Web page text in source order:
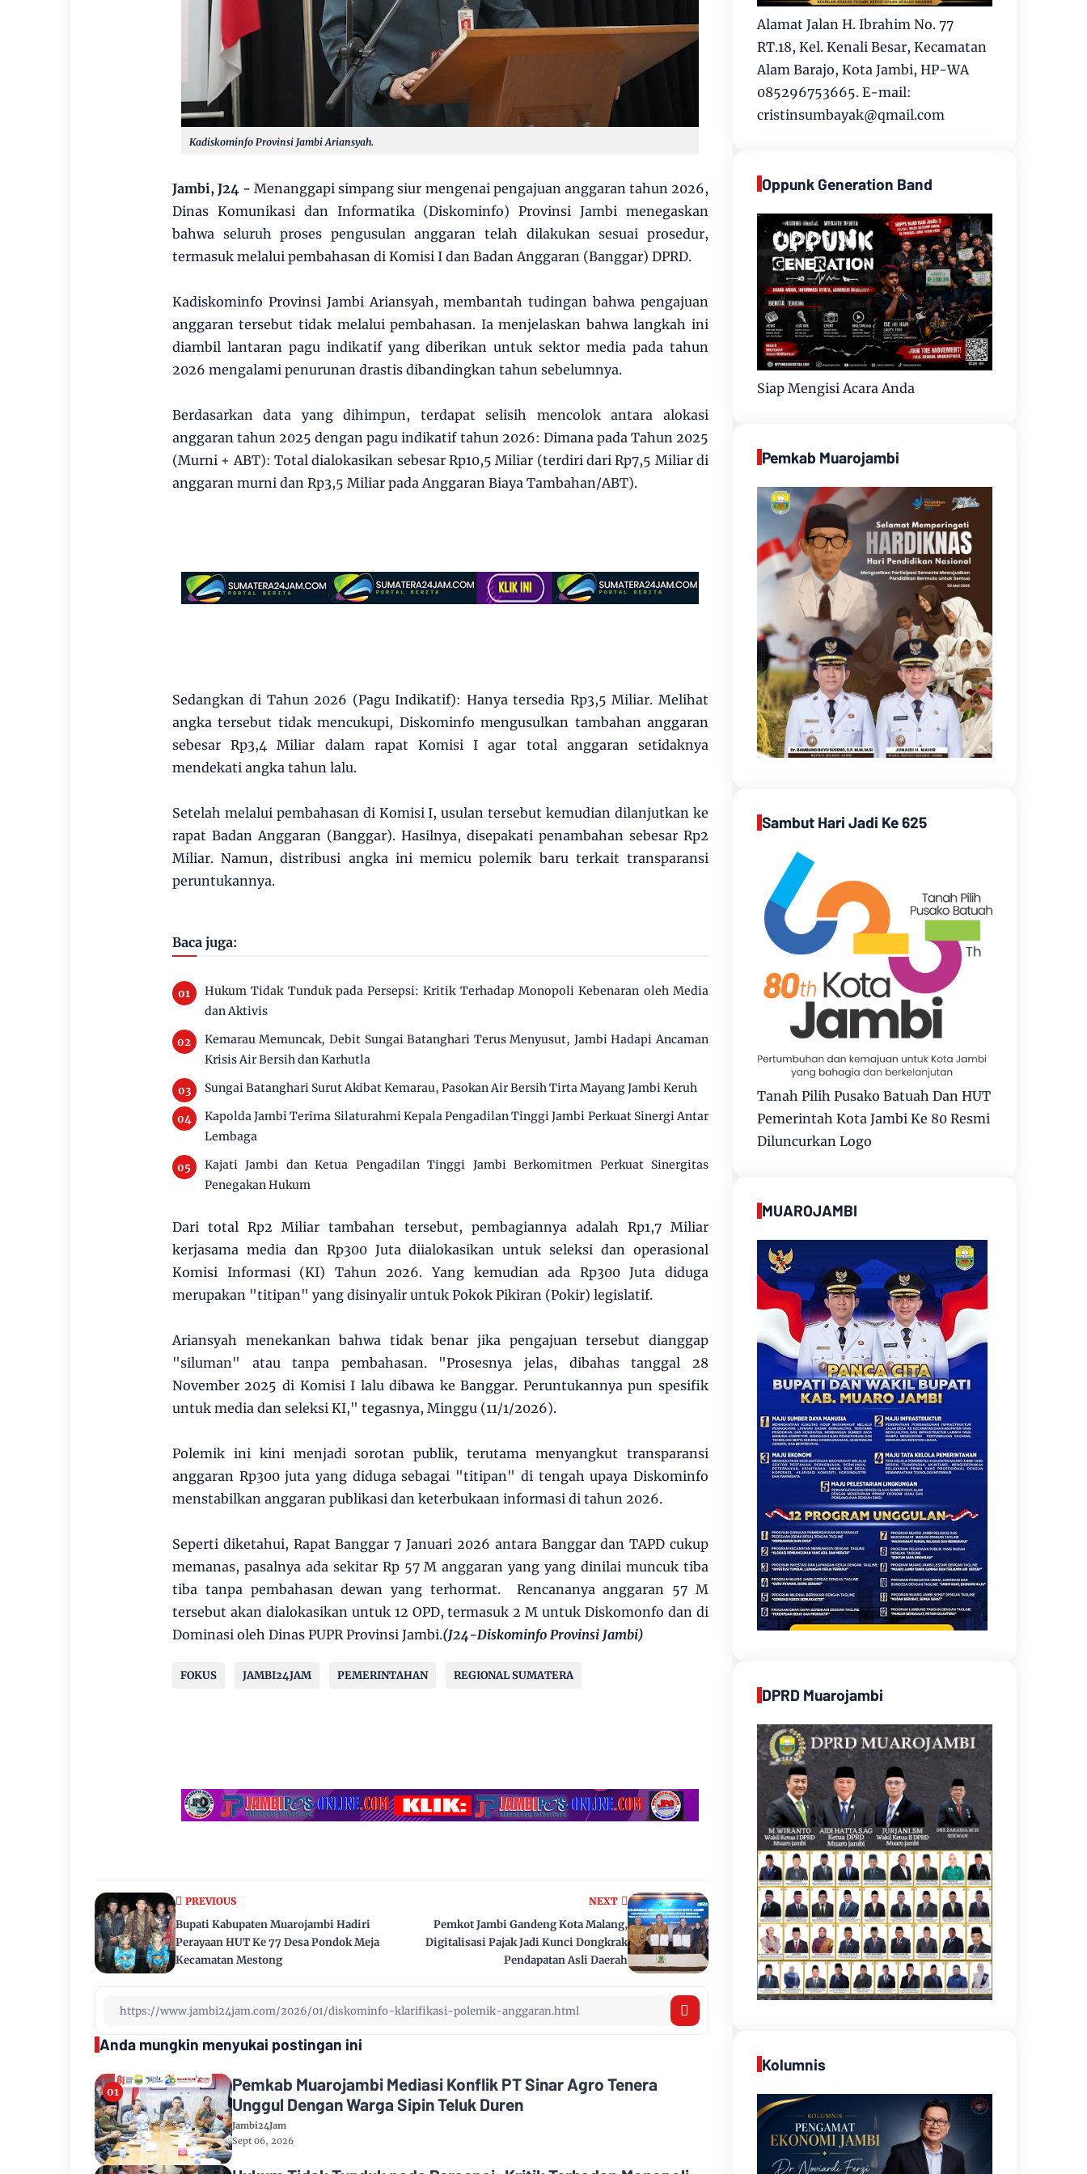
Kadiskominfo Provinsi Jambi Ariansyah.
Jambi, J24 -Menanggapi simpang siur mengenai pengajuan anggaran tahun 2026,
Dinas Komunikasi dan Informatika (Diskominfo) Provinsi Jambi menegaskan
bahwa seluruh proses pengusulan anggaran telah dilakukan sesuai prosedur,
termasuk melalui pembahasan di Komisi I dan Badan Anggaran (Banggar) DPRD.
Kadiskominfo Provinsi Jambi Ariansyah, membantah tudingan bahwa pengajuan
anggaran tersebut tidak melalui pembahasan. Ia menjelaskan bahwa langkah ini
diambil lantaran pagu indikatif yang diberikan untuk sektor media pada tahun
2026 mengalami penurunan drastis dibandingkan tahun sebelumnya.
Berdasarkan data yang dihimpun, terdapat selisih mencolok antara alokasi
anggaran tahun 2025 dengan pagu indikatif tahun 2026: Dimana pada Tahun 2025
(Murni + ABT): Total dialokasikan sebesar Rp10,5 Miliar (terdiri dari Rp7,5 Miliar di
anggaran murni dan Rp3,5 Miliar pada Anggaran Biaya Tambahan/ABT).
Sedangkan di Tahun 2026 (Pagu Indikatif): Hanya tersedia Rp3,5 Miliar. Melihat
angka tersebut tidak mencukupi, Diskominfo mengusulkan tambahan anggaran
sebesar Rp3,4 Miliar dalam rapat Komisi I agar total anggaran setidaknya
mendekati angka tahun lalu.
Setelah melalui pembahasan di Komisi I, usulan tersebut kemudian dilanjutkan ke
rapat Badan Anggaran (Banggar). Hasilnya, disepakati penambahan sebesar Rp2
Miliar. Namun, distribusi angka ini memicu polemik baru terkait transparansi
peruntukannya.
Baca juga:
Hukum Tidak Tunduk pada Persepsi: Kritik Terhadap Monopoli Kebenaran oleh Media
dan Aktivis
Kemarau Memuncak, Debit Sungai Batanghari Terus Menyusut, Jambi Hadapi Ancaman
Krisis Air Bersih dan Karhutla
Sungai Batanghari Surut Akibat Kemarau, Pasokan Air Bersih Tirta Mayang Jambi Keruh
Kapolda Jambi Terima Silaturahmi Kepala Pengadilan Tinggi Jambi Perkuat Sinergi Antar
Lembaga
Kajati Jambi dan Ketua Pengadilan Tinggi Jambi Berkomitmen Perkuat Sinergitas
Penegakan Hukum
Dari total Rp2 Miliar tambahan tersebut, pembagiannya adalah Rp1,7 Miliar
kerjasama media dan Rp300 Juta diialokasikan untuk seleksi dan operasional
Komisi Informasi (KI) Tahun 2026. Yang kemudian ada Rp300 Juta diduga
merupakan "titipan" yang disinyalir untuk Pokok Pikiran (Pokir) legislatif.
Ariansyah menekankan bahwa tidak benar jika pengajuan tersebut dianggap
"siluman" atau tanpa pembahasan. "Prosesnya jelas, dibahas tanggal 28
November 2025 di Komisi I lalu dibawa ke Banggar. Peruntukannya pun spesifik
untuk media dan seleksi KI," tegasnya, Minggu (11/1/2026).
Polemik ini kini menjadi sorotan publik, terutama menyangkut transparansi
anggaran Rp300 juta yang diduga sebagai "titipan" di tengah upaya Diskominfo
menstabilkan anggaran publikasi dan keterbukaan informasi di tahun 2026.
Seperti diketahui, Rapat Banggar 7 Januari 2026 antara Banggar dan TAPD cukup
memanas, pasalnya ada sekitar Rp 57 M anggaran yang yang dinilai muncuk tiba
tiba tanpa pembahasan dewan yang terhormat. Rencananya anggaran 57 M
tersebut akan dialokasikan untuk 12 OPD, termasuk 2 M untuk Diskomonfo dan di
Dominasi oleh Dinas PUPR Provinsi Jambi.(J24-Diskominfo Provinsi Jambi)
FOKUS JAMBI24JAM PEMERINTAHAN REGIONAL SUMATERA
NEXT
Pemkot Jambi Gandeng Kota Malang,
Digitalisasi Pajak Jadi Kunci Dongkrak
Pendapatan Asli Daerah
PREVIOUS
Bupati Kabupaten Muarojambi Hadiri
Perayaan HUT Ke 77 Desa Pondok Meja
Kecamatan Mestong
Anda mungkin menyukai postingan ini
Pemkab Muarojambi Mediasi Konflik PT Sinar Agro Tenera
Unggul Dengan Warga Sipin Teluk Duren
Jambi24Jam
Sept 06, 2026
Alamat Jalan H. Ibrahim No. 77
RT.18, Kel. Kenali Besar, Kecamatan
Alam Barajo, Kota Jambi, HP-WA
085296753665. E-mail:
cristinsumbayak@qmail.com
Oppunk Generation Band
Siap Mengisi Acara Anda
Pemkab Muarojambi
Sambut Hari Jadi Ke 625
Tanah Pilih Pusako Batuah Dan HUT
Pemerintah Kota Jambi Ke 80 Resmi
Diluncurkan Logo
MUAROJAMBI
DPRD Muarojambi
Kolumnis